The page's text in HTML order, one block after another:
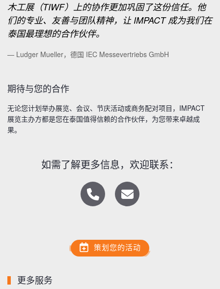
木工展（TIWF）上的协作更加巩固了这份信任。他
们的专业、友善与团队精神，让 IMPACT 成为我们在
泰国最理想的合作伙伴。
— Ludger Mueller，德国 IEC Messevertriebs GmbH
期待与您的合作
无论您计划举办展览、会议、节庆活动或商务配对项目，IMPACT
展览主办方都是您在泰国值得信赖的合作伙伴，为您带来卓越成
果。
如需了解更多信息，欢迎联系：
策划您的活动
更多服务